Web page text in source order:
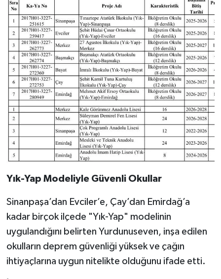
Yık-Yap Modeliyle Güvenli Okullar
Sinanpaşa’dan Evciler’e, Çay’dan Emirdağ’a
kadar birçok ilçede "Yık-Yap" modelinin
uygulandığını belirten Yurdunuseven, inşa edilen
okulların deprem güvenliği yüksek ve çağın
ihtiyaçlarına uygun nitelikte olduğunu ifade etti.